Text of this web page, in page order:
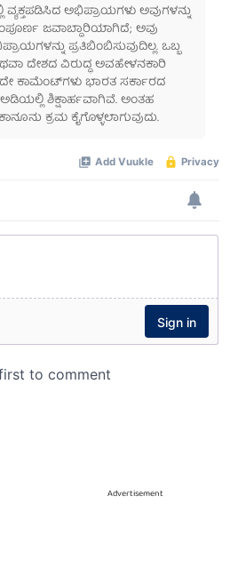
ಅಭಿಪ್ರಾಯಗಳು ಅವುಗಳನ್ನು
ಜವಾಬ್ದಾರಿಯಾಗಿದೆ; ಅವು
ಪ್ರತಿಬಿಂಬಿಸುವುದಿಲ್ಲ. ಒಬ್ಬ
ದೇಶದ ವಿರುದ್ಧ ಅವಹೇಳನಕಾರಿ
ಕಾಮೆಂಟ್‌ಗಳು ಭಾರತ ಸರ್ಕಾರದ
ಶಿಕ್ಷಾರ್ಹವಾಗಿವೆ. ಅಂತಹ
ಕ್ರಮ ಕೈಗೊಳ್ಳಲಾಗುವುದು.
Advertisement